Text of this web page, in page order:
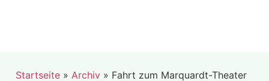
Startseite » Archiv » Fahrt zum Marquardt-Theater